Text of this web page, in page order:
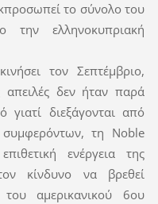
το σύνολο του
ελληνοκυπριακή
τον Σεπτέμβριο,
απειλές δεν ήταν παρά
γιατί διεξάγονται από
συμφερόντων, τη Noble
ενέργεια της
κίνδυνο να βρεθεί
αμερικανικού 6ου